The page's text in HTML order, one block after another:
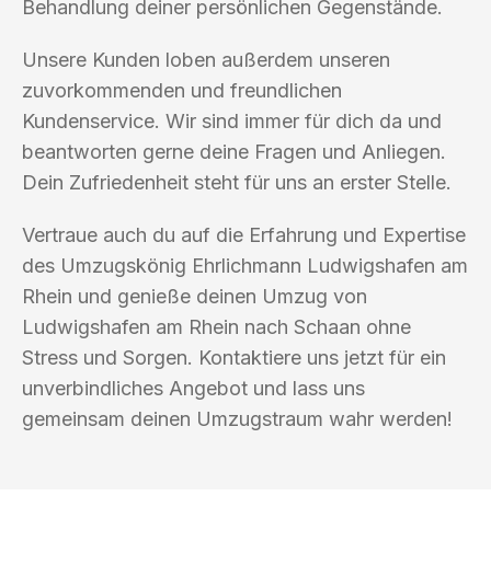
Behandlung deiner persönlichen Gegenstände.
Unsere Kunden loben außerdem unseren
zuvorkommenden und freundlichen
Kundenservice. Wir sind immer für dich da und
beantworten gerne deine Fragen und Anliegen.
Dein Zufriedenheit steht für uns an erster Stelle.
Vertraue auch du auf die Erfahrung und Expertise
des Umzugskönig Ehrlichmann Ludwigshafen am
Rhein und genieße deinen Umzug von
Ludwigshafen am Rhein nach Schaan ohne
Stress und Sorgen. Kontaktiere uns jetzt für ein
unverbindliches Angebot und lass uns
gemeinsam deinen Umzugstraum wahr werden!